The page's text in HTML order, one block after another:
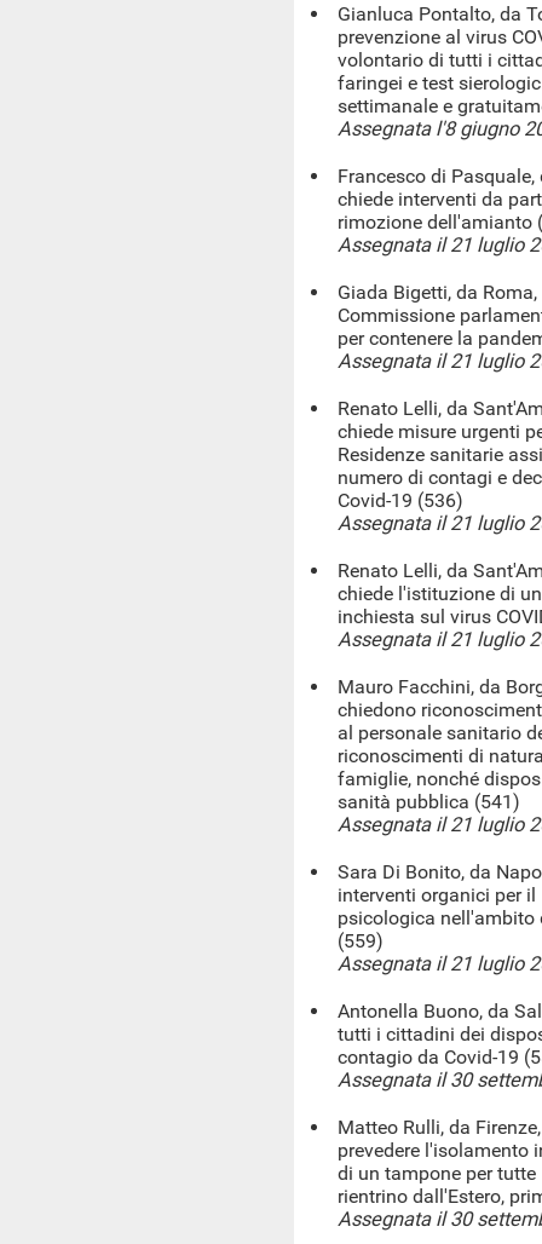
Gianluca Pontalto, da
prevenzione al virus
volontario di tutti i
faringei e test
settimanale e
Assegnata l'8 giugno
Francesco di
chiede interventi da
rimozione dell'amianto
Assegnata il 21 luglio
Giada Bigetti, da
Commissione
per contenere la
Assegnata il 21 luglio
Renato Lelli, da
chiede misure urgenti
Residenze sanitarie
numero di contagi e
Covid-19 (536)
Assegnata il 21 luglio
Renato Lelli, da
chiede l'istituzione di
inchiesta sul virus
Assegnata il 21 luglio
Mauro Facchini, da
chiedono
al personale sanitario
riconoscimenti di
famiglie, nonché
sanità pubblica (541)
Assegnata il 21 luglio
Sara Di Bonito, da
interventi organici per
psicologica nell'ambito
(559)
Assegnata il 21 luglio
Antonella Buono, da
tutti i cittadini dei
contagio da Covid-19
Assegnata il 30
Matteo Rulli, da
prevedere l'isolamento
di un tampone per
rientrino dall'Estero,
Assegnata il 30